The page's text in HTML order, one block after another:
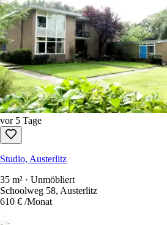
vor 5 Tage
Studio, Austerlitz
35 m² · Unmöbliert
Schoolweg 58, Austerlitz
610 € /Monat